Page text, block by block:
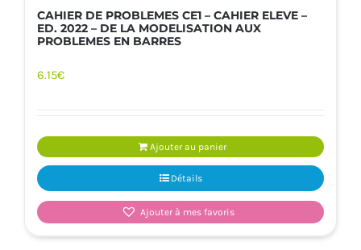
CAHIER DE PROBLEMES CE1 – CAHIER ELEVE –
ED. 2022 – DE LA MODELISATION AUX
PROBLEMES EN BARRES
6.15€
Ajouter au panier
Détails
Ajouter à mes favoris